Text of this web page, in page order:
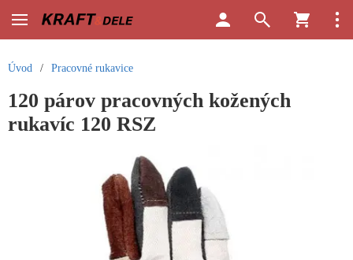
Úvod / Pracovné rukavice
120 párov pracovných kožených
rukavíc 120 RSZ